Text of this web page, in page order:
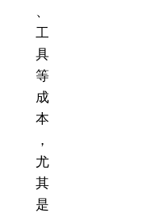
、
工
具
等
成
本
，
尤
其
是